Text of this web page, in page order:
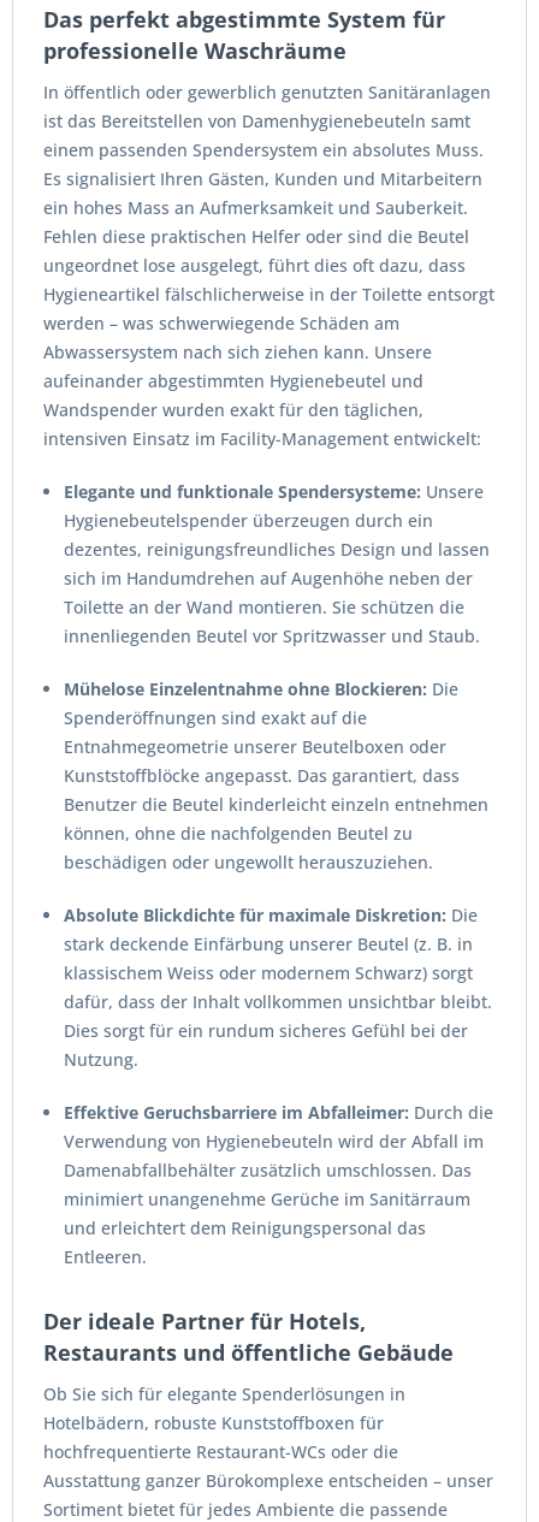
Das perfekt abgestimmte System für
professionelle Waschräume
In öffentlich oder gewerblich genutzten Sanitäranlagen
ist das Bereitstellen von Damenhygienebeuteln samt
einem passenden Spendersystem ein absolutes Muss.
Es signalisiert Ihren Gästen, Kunden und Mitarbeitern
ein hohes Mass an Aufmerksamkeit und Sauberkeit.
Fehlen diese praktischen Helfer oder sind die Beutel
ungeordnet lose ausgelegt, führt dies oft dazu, dass
Hygieneartikel fälschlicherweise in der Toilette entsorgt
werden – was schwerwiegende Schäden am
Abwassersystem nach sich ziehen kann. Unsere
aufeinander abgestimmten Hygienebeutel und
Wandspender wurden exakt für den täglichen,
intensiven Einsatz im Facility-Management entwickelt:
Elegante und funktionale Spendersysteme: Unsere
Hygienebeutelspender überzeugen durch ein
dezentes, reinigungsfreundliches Design und lassen
sich im Handumdrehen auf Augenhöhe neben der
Toilette an der Wand montieren. Sie schützen die
innenliegenden Beutel vor Spritzwasser und Staub.
Mühelose Einzelentnahme ohne Blockieren: Die
Spenderöffnungen sind exakt auf die
Entnahmegeometrie unserer Beutelboxen oder
Kunststoffblöcke angepasst. Das garantiert, dass
Benutzer die Beutel kinderleicht einzeln entnehmen
können, ohne die nachfolgenden Beutel zu
beschädigen oder ungewollt herauszuziehen.
Absolute Blickdichte für maximale Diskretion: Die
stark deckende Einfärbung unserer Beutel (z. B. in
klassischem Weiss oder modernem Schwarz) sorgt
dafür, dass der Inhalt vollkommen unsichtbar bleibt.
Dies sorgt für ein rundum sicheres Gefühl bei der
Nutzung.
Effektive Geruchsbarriere im Abfalleimer: Durch die
Verwendung von Hygienebeuteln wird der Abfall im
Damenabfallbehälter zusätzlich umschlossen. Das
minimiert unangenehme Gerüche im Sanitärraum
und erleichtert dem Reinigungspersonal das
Entleeren.
Der ideale Partner für Hotels,
Restaurants und öffentliche Gebäude
Ob Sie sich für elegante Spenderlösungen in
Hotelbädern, robuste Kunststoffboxen für
hochfrequentierte Restaurant-WCs oder die
Ausstattung ganzer Bürokomplexe entscheiden – unser
Sortiment bietet für jedes Ambiente die passende